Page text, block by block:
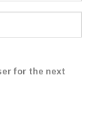
for the next